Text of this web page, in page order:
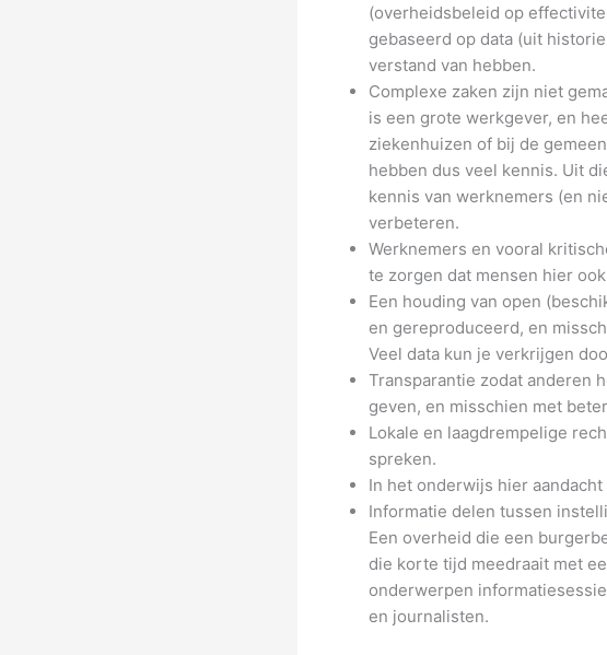
(overheidsbeleid op
gebaseerd op data (uit
verstand van hebben.
Complexe zaken zijn niet
is een grote werkgever, en
ziekenhuizen of bij de
hebben dus veel kennis. Uit
kennis van werknemers (en
verbeteren.
Werknemers en vooral
te zorgen dat mensen hier
Een houding van open
en gereproduceerd, en
Veel data kun je verkrijgen
Transparantie zodat anderen
geven, en misschien met
Lokale en laagdrempelige
spreken.
In het onderwijs hier aandacht
Informatie delen tussen
Een overheid die een
die korte tijd meedraait met
onderwerpen
en journalisten.